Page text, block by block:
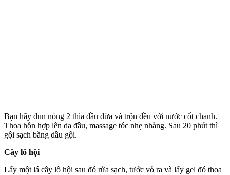
Bạn hãy đun nóng 2 thìa dầu dừa và trộn đều với nước cốt chanh.
Thoa hỗn hợp lên da đầu, massage tóc nhẹ nhàng. Sau 20 phút thì
gội sạch bằng dầu gội.
Cây lô hội
Lấy một lá cây lô hội sau đó rửa sạch, tước vỏ ra và lấy gel đó thoa